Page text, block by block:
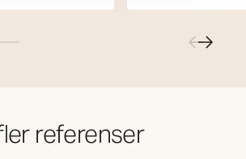
referenser